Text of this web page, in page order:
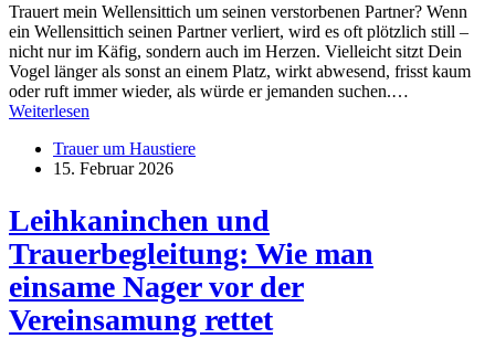
Trauert mein Wellensittich um seinen verstorbenen Partner? Wenn
ein Wellensittich seinen Partner verliert, wird es oft plötzlich still –
nicht nur im Käfig, sondern auch im Herzen. Vielleicht sitzt Dein
Vogel länger als sonst an einem Platz, wirkt abwesend, frisst kaum
oder ruft immer wieder, als würde er jemanden suchen.…
Weiterlesen
Trauer um Haustiere
15. Februar 2026
Leihkaninchen und
Trauerbegleitung: Wie man
einsame Nager vor der
Vereinsamung rettet